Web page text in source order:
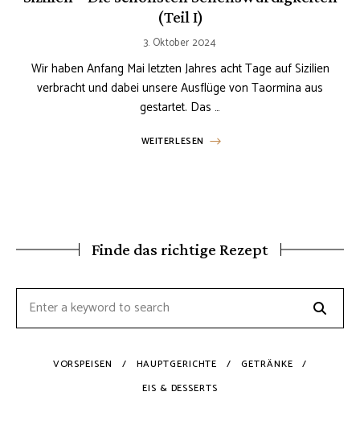
(Teil I)
3. Oktober 2024
Wir haben Anfang Mai letzten Jahres acht Tage auf Sizilien
verbracht und dabei unsere Ausflüge von Taormina aus
gestartet. Das …
WEITERLESEN
Finde das richtige Rezept
VORSPEISEN HAUPTGERICHTE
GETRÄNKE
EIS & DESSERTS